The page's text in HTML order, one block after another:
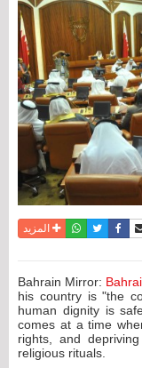
الموضوع
أرسل الى صديق
فيسبوكتويترواتسابالمزيد
Bahrain Mirror:
his country is "the
human dignity is
comes at a time
rights, and
religious rituals.